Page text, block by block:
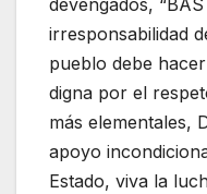
devengados,
irresponsabilidad
pueblo debe
digna por el
más elementales,
apoyo
Estado, viva la